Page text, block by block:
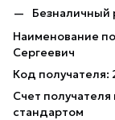
Безналичный
Наименование
Сергеевич
Код получателя:
Счет
стандартом